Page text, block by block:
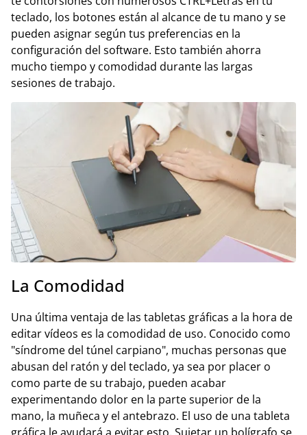
teclado, los botones están al alcance de tu mano y se
pueden asignar según tus preferencias en la
configuración del software. Esto también ahorra
mucho tiempo y comodidad durante las largas
sesiones de trabajo.
La Comodidad
Una última ventaja de las tabletas gráficas a la hora de
editar vídeos es la comodidad de uso. Conocido como
"síndrome del túnel carpiano", muchas personas que
abusan del ratón y del teclado, ya sea por placer o
como parte de su trabajo, pueden acabar
experimentando dolor en la parte superior de la
mano, la muñeca y el antebrazo. El uso de una tableta